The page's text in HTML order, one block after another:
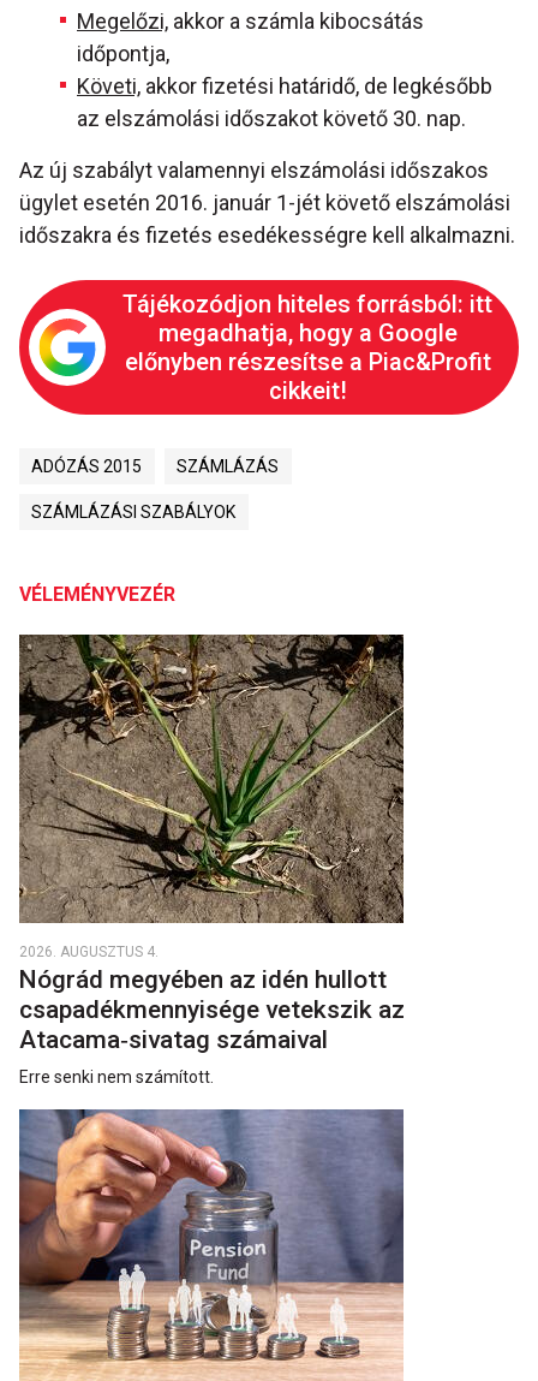
Megelőzi, akkor a számla kibocsátás
időpontja,
Követi, akkor fizetési határidő, de legkésőbb
az elszámolási időszakot követő 30. nap.
Az új szabályt valamennyi elszámolási időszakos
ügylet esetén 2016. január 1-jét követő elszámolási
időszakra és fizetés esedékességre kell alkalmazni.
Tájékozódjon hiteles forrásból: itt
megadhatja, hogy a Google
előnyben részesítse a Piac&Profit
cikkeit!
ADÓZÁS 2015 SZÁMLÁZÁS
SZÁMLÁZÁSI SZABÁLYOK
VÉLEMÉNYVEZÉR
2026. AUGUSZTUS 4.
Nógrád megyében az idén hullott
csapadékmennyisége vetekszik az
Atacama‑sivatag számaival
Erre senki nem számított.